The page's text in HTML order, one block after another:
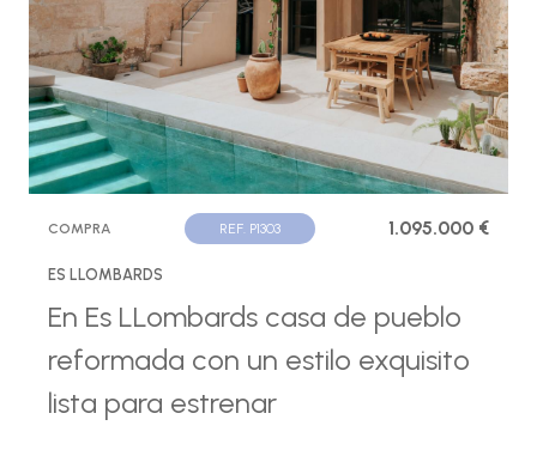
COMPRA REF. P1303 1.095.000 €
ES LLOMBARDS
En Es LLombards casa de pueblo
reformada con un estilo exquisito
lista para estrenar